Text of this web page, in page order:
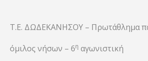
Τ.Ε. ΔΩΔΕΚΑΝΗΣΟΥ – Πρωτάθλημα
όμιλος νήσων – 6η αγωνιστική